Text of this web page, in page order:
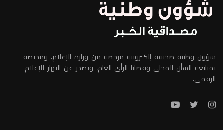
شؤون وطنية صحيفة إلكترونية مرخصة من وزارة الإعلام، ومختصة
بمتابعة الشأن المحلي وقضايا الرأي العام، وتصدر عن النهار للإعلام
الرقمي.